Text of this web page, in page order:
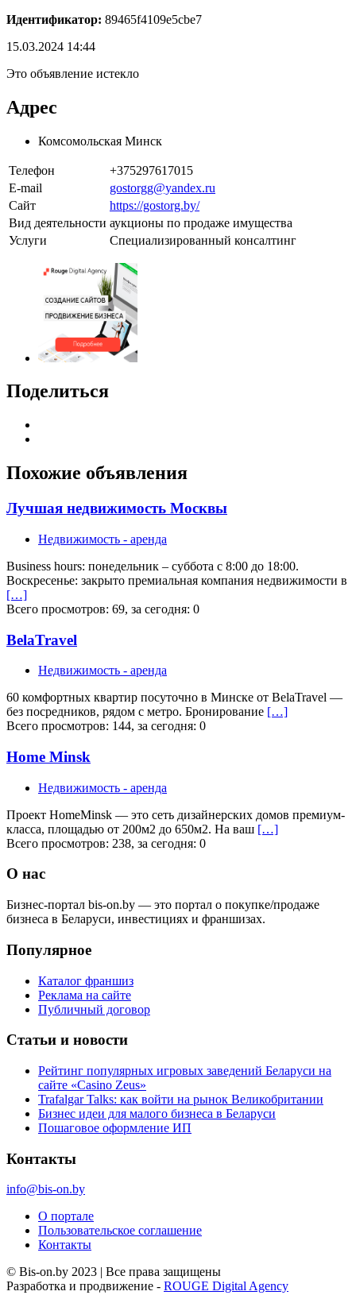
Идентификатор: 89465f4109e5cbe7
15.03.2024 14:44
Это объявление истекло
Адрес
Комсомольская Минск
Телефон
+375297617015
E-mail
gostorgg@yandex.ru
Сайт
https://gostorg.by/
Вид деятельности аукционы по продаже имущества
Услуги
Специализированный консалтинг
Поделиться
Похожие объявления
Лучшая недвижимость Москвы
Недвижимость - аренда
Business hours: понедельник – суббота с 8:00 до 18:00.
Воскресенье: закрыто премиальная компания недвижимости в
[…]
Всего просмотров: 69, за сегодня: 0
BelaTravel
Недвижимость - аренда
60 комфортных квартир посуточно в Минске от BelaTravel —
без посредников, рядом с метро. Бронирование […]
Всего просмотров: 144, за сегодня: 0
Home Minsk
Недвижимость - аренда
Проект HomeMinsk — это сеть дизайнерских домов премиум-
класса, площадью от 200м2 до 650м2. На ваш […]
Всего просмотров: 238, за сегодня: 0
О нас
Бизнес-портал bis-on.by — это портал о покупке/продаже
бизнеса в Беларуси, инвестициях и франшизах.
Популярное
Каталог франшиз
Реклама на сайте
Публичный договор
Статьи и новости
Рейтинг популярных игровых заведений Беларуси на
сайте «Casino Zeus»
Trafalgar Talks: как войти на рынок Великобритании
Бизнес идеи для малого бизнеса в Беларуси
Пошаговое оформление ИП
Контакты
info@bis-on.by
О портале
Пользовательское соглашение
Контакты
© Bis-on.by 2023 | Все права защищены
Разработка и продвижение - ROUGE Digital Agency